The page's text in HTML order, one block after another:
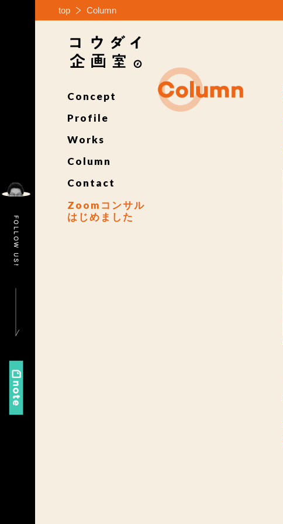
Concept
Profile
Works
Column
Contact
Zoomコンサル
はじめました
top Column